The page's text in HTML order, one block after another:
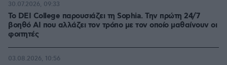
Το DEI College παρουσιάζει τη Sophia. Την πρώτη 24/7
βοηθό AI που αλλάζει τον τρόπο με τον οποίο μαθαίνουν οι
φοιτητές
30.07.2026, 09:33
03.08.2026, 10:56